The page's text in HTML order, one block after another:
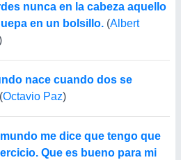
nunca en la cabeza aquello
en un bolsillo. (Albert
nace cuando dos se
(Octavio Paz)
me dice que tengo que
Que es bueno para mi